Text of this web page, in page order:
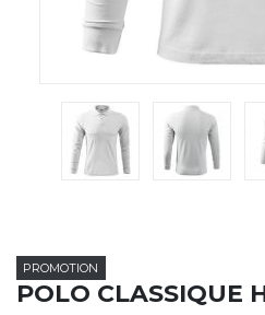
LA SOCIÉTÉ
SERVICES
CATALOGUES & TARIFS
MARQUES & CERTIFICATS
TECHNIQUES MARQUAGE
PROMOTION
POLO CLASSIQUE